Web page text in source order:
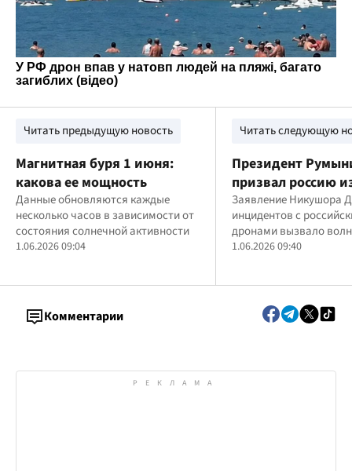
Читать предыдущую новость
Магнитная буря 1 июня:
какова ее мощность
Данные обновляются каждые
несколько часов в зависимости от
состояния солнечной активности
1.06.2026 09:04
Читать следующую
Президент
призвал россию
тактику ударов
чтобы не
Заявление Никушора
инцидентов с
дронами вызвало
Румынии
1.06.2026 09:40
Комментарии